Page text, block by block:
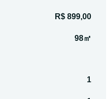
R$ 899,00
98㎡
1